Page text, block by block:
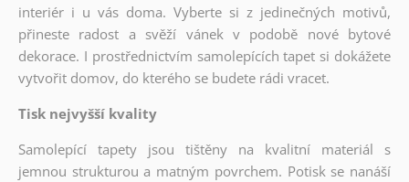
interiér i u vás doma. Vyberte si z jedinečných motivů,
přineste radost a svěží vánek v podobě nové bytové
dekorace. I prostřednictvím samolepících tapet si dokážete
vytvořit domov, do kterého se budete rádi vracet.
Tisk nejvyšší kvality
Samolepící tapety jsou tištěny na kvalitní materiál s
jemnou strukturou a matným povrchem. Potisk se nanáší